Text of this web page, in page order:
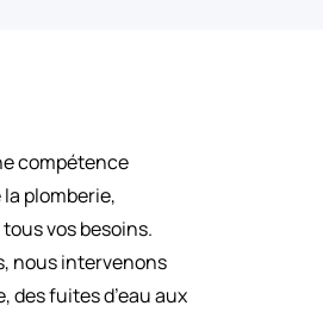
compétence
plomberie,
vos besoins.
nous intervenons
des fuites d’eau aux